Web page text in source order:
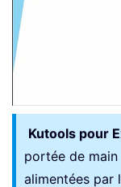
Kutools pour
portée de
alimentées par